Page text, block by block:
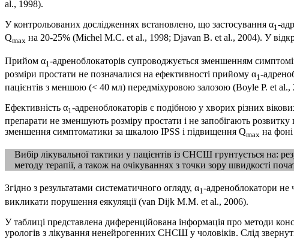
al., 1998).
У контрольованих дослідженнях встановлено, що застосування α1-
Qmax на 20-25% (Michel M.C. et al., 1998; Djavan B. et al., 2004). У
Прийом α1 -адреноблокаторів супроводжується зменшенням
розміри простати не позначалися на ефективності прийому α1-
пацієнтів з меншою (< 40 мл) передміхуровою залозою (Boyle P. et
Ефективність α1-адреноблокаторів є подібною у хворих різних
препарати не зменшують розміру простати і не запобігають
зменшення симптоматики за шкалою IPSS і підвищення Qmax на фоні
Вибір лікувальної тактики у пацієнтів із СНСШ грунтується на:
методу терапії, а також на очікуваннях з точки зору швидкості
Згідно з результатами систематичного огляду, α1-адреноблокатори не
викликати порушення еякуляції (van Dijk M.M. et al., 2006).
У таблиці представлена диференційована інформація про методи
урологів з лікування ненейрогенних СНСШ у чоловіків. Слід